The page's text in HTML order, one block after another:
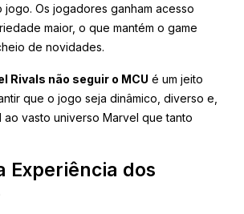
Os jogadores ganham acesso
maior, o que mantém o game
de novidades.
Rivals não seguir o MCU é um jeito
que o jogo seja dinâmico, diverso e,
ao vasto universo Marvel que tanto
Experiência dos